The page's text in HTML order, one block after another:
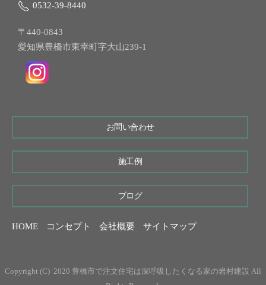
0532-39-8440
〒440-0843
愛知県豊橋市東幸町字大山239-1
お問い合わせ
施工例
ブログ
HOME コンセプト 会社概要 サイトマップ
Copyright (C) 2020 豊橋市で注文住宅は深呼吸したくなる家の岩村建設 All